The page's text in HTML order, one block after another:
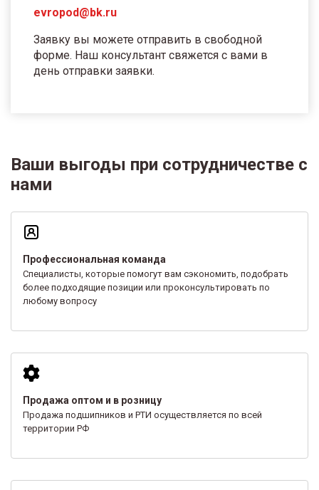
evropod@bk.ru
Заявку вы можете отправить в свободной
форме. Наш консультант свяжется с вами в
день отправки заявки.
Ваши выгоды при сотрудничестве с
нами
Профессиональная команда
Специалисты, которые помогут вам сэкономить, подобрать
более подходящие позиции или проконсультировать по
любому вопросу
Продажа оптом и в розницу
Продажа подшипников и РТИ осуществляется по всей
территории РФ